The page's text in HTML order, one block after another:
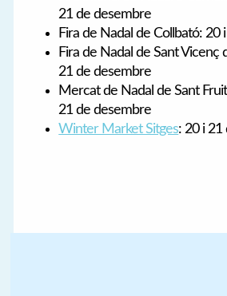
21 de desembre
Fira de Nadal de Collbató: 20
Fira de Nadal de Sant Vicenç
21 de desembre
Mercat de Nadal de Sant
21 de desembre
Winter Market Sitges: 20 i 21